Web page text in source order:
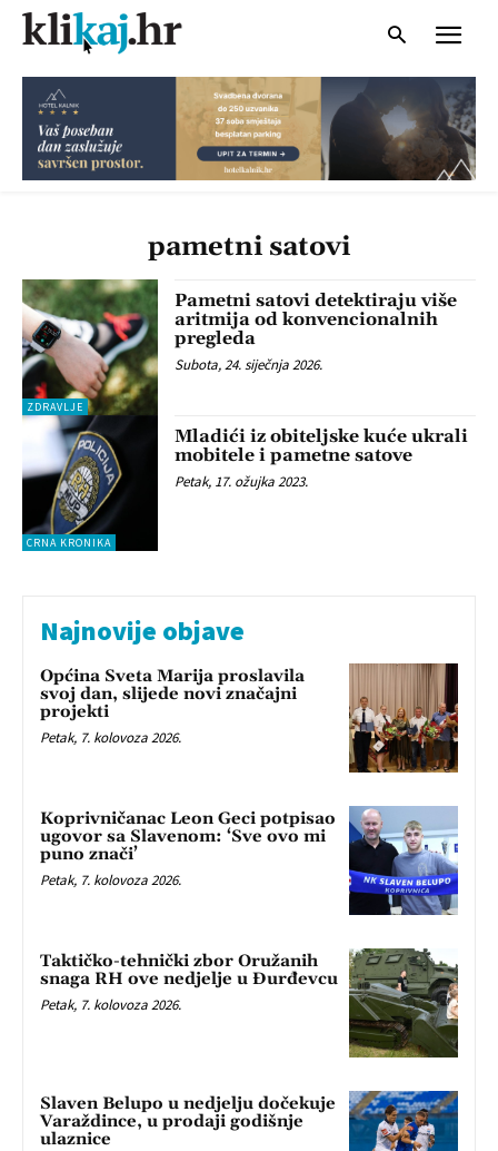
pametni satovi
ZDRAVLJE
Pametni satovi detektiraju više
aritmija od konvencionalnih
pregleda
Subota, 24. siječnja 2026.
CRNA KRONIKA
Mladići iz obiteljske kuće ukrali
mobitele i pametne satove
Petak, 17. ožujka 2023.
Najnovije objave
Općina Sveta Marija proslavila
svoj dan, slijede novi značajni
projekti
Petak, 7. kolovoza 2026.
Koprivničanac Leon Geci potpisao
ugovor sa Slavenom: ‘Sve ovo mi
puno znači’
Petak, 7. kolovoza 2026.
Taktičko-tehnički zbor Oružanih
snaga RH ove nedjelje u Đurđevcu
Petak, 7. kolovoza 2026.
Slaven Belupo u nedjelju dočekuje
Varaždince, u prodaji godišnje
ulaznice